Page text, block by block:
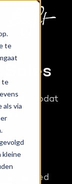
te
te
als via
kleine
Sales
Sales zodat
gebied